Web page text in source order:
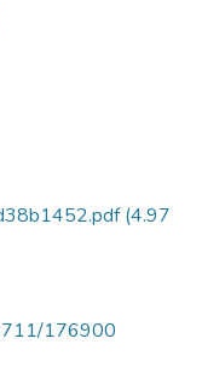
(4.97
176900